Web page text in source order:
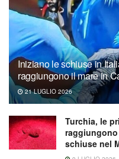
Iniziano le schiuse in
raggiungono il mare in
21 LUGLIO 2026
Turchia, le
schiuse nel